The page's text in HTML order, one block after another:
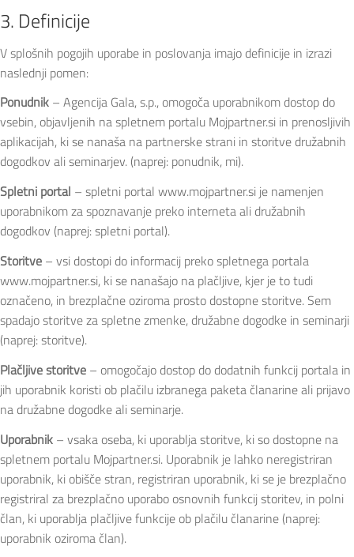
3. Definicije
V splošnih pogojih uporabe in poslovanja imajo definicije in izrazi
naslednji pomen:
Ponudnik – Agencija Gala, s.p., omogoča uporabnikom dostop do
vsebin, objavljenih na spletnem portalu Mojpartner.si in prenosljivih
aplikacijah, ki se nanaša na partnerske strani in storitve družabnih
dogodkov ali seminarjev. (naprej: ponudnik, mi).
Spletni portal – spletni portal www.mojpartner.si je namenjen
uporabnikom za spoznavanje preko interneta ali družabnih
dogodkov (naprej: spletni portal).
Storitve – vsi dostopi do informacij preko spletnega portala
www.mojpartner.si, ki se nanašajo na plačljive, kjer je to tudi
označeno, in brezplačne oziroma prosto dostopne storitve. Sem
spadajo storitve za spletne zmenke, družabne dogodke in seminarji
(naprej: storitve).
Plačljive storitve – omogočajo dostop do dodatnih funkcij portala in
jih uporabnik koristi ob plačilu izbranega paketa članarine ali prijavo
na družabne dogodke ali seminarje.
Uporabnik – vsaka oseba, ki uporablja storitve, ki so dostopne na
spletnem portalu Mojpartner.si. Uporabnik je lahko neregistriran
uporabnik, ki obišče stran, registriran uporabnik, ki se je brezplačno
registriral za brezplačno uporabo osnovnih funkcij storitev, in polni
član, ki uporablja plačljive funkcije ob plačilu članarine (naprej:
uporabnik oziroma član).